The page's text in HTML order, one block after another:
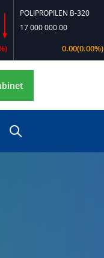
POLIPROPILEN B-320
17 000 000.00
0.00(0.00%)